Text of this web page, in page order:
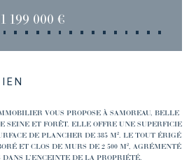
1 199 000 €
VOUS PROPOSE À SAMOREAU, BELLE
SEINE ET FORÊT. ELLE OFFRE UNE SUPERFICIE
DE PLANCHER DE 385 M². LE TOUT ÉRIGÉ
ET CLOS DE MURS DE 2 500 M², AGRÉMENTÉ
L’ENCEINTE DE LA PROPRIÉTÉ.